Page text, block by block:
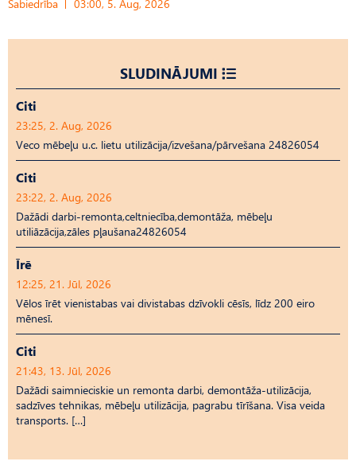
Sabiedrība 03:00, 5. Aug, 2026
SLUDINĀJUMI
Citi
23:25, 2. Aug, 2026
Veco mēbeļu u.c. lietu utilizācija/izvešana/pārvešana 24826054
Citi
23:22, 2. Aug, 2026
Dažādi darbi-remonta,celtniecība,demontāža, mēbeļu
utiliāzācija,zāles pļaušana24826054
Īrē
12:25, 21. Jūl, 2026
Vēlos īrēt vienistabas vai divistabas dzīvokli cēsīs, līdz 200 eiro
mēnesī.
Citi
21:43, 13. Jūl, 2026
Dažādi saimnieciskie un remonta darbi, demontāža-utilizācija,
sadzīves tehnikas, mēbeļu utilizācija, pagrabu tīrīšana. Visa veida
transports. […]